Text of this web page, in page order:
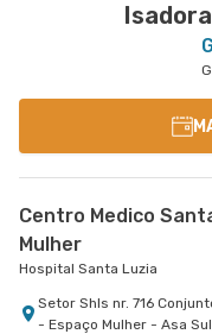
Centro Medico
Mulher
Hospital Santa Luzia
Setor Shls nr. 716
- Espaço Mulher - Asa